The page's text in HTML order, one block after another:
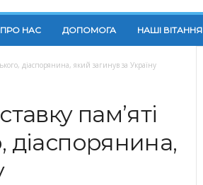
ПРО НАС ДОПОМОГА НАШІ ВІТАННЯ
діаспорянина, який загинув за Україну
пам’яті
діаспорянина,